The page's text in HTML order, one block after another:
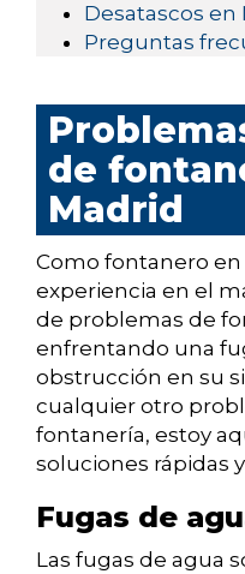
Desatascos en
Preguntas
de
Madrid
Como fontanero
experiencia en el
de problemas de
enfrentando una
obstrucción en su
cualquier otro
fontanería, estoy
soluciones rápidas
Fugas de
Las fugas de agua